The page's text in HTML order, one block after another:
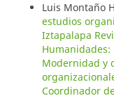
Luis Montaño
estudios
Iztapalapa
Humanidades:
Modernidad y
Coordinador